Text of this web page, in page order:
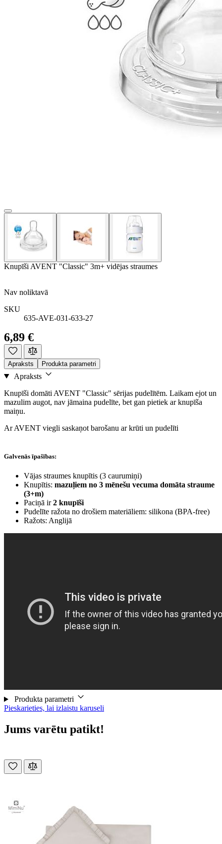
Knupīši AVENT "Classic" 3m+ vidējas straumes
Nav noliktavā
SKU
635-AVE-031-633-27
6,89 €
Apraksts Produkta parametri
Apraksts
Knupīši domāti AVENT "Classic" sērijas pudelītēm. Laikam ejot un
mazulim augot, nav jāmaina pudelīte, bet gan pietiek ar knupīša
maiņu.
Ar AVENT viegli saskaņot barošanu ar krūti un pudelīti
Galvenās īpašības:
Vājas straumes knupītis (3 caurumiņi)
Knupītis: mazuļiem no 3 mēnešu vecuma domāta straume
(3+m)
Paciņā ir2 knupīši
Pudelīte ražota no drošiem materiāliem: silikona (BPA-free)
Ražots: Anglijā
Produkta parametri
Pieskarieties, lai izlaistu karuseli
Jums varētu patikt!